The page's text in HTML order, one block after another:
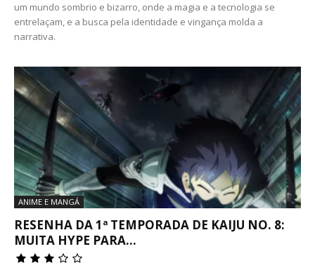
um mundo sombrio e bizarro, onde a magia e a tecnologia se
entrelaçam, e a busca pela identidade e vingança molda a
narrativa.
ANIME E MANGÁ
RESENHA DA 1ª TEMPORADA DE KAIJU NO. 8:
MUITA HYPE PARA...